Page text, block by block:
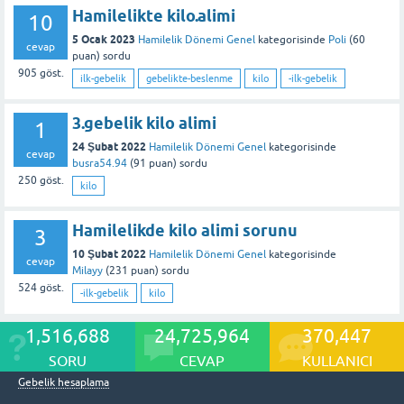
10
cevap
905 göst.
Hamilelikte kilo.alimi
5 Ocak 2023 Hamilelik Dönemi Genel kategorisinde Poli (60
puan) sordu
ilk-gebelik gebelikte-beslenme kilo -ilk-gebelik
1
cevap
250göst.
3.gebelik kilo alimi
24 Şubat 2022 Hamilelik Dönemi Genel kategorisinde
busra54.94 (91 puan) sordu
kilo
3
cevap
524göst.
Hamilelikde kilo alimi sorunu
10 Şubat 2022 Hamilelik Dönemi Genel kategorisinde
Milayy (231 puan) sordu
-ilk-gebelik kilo
1,516,688
SORU
24,725,964
CEVAP
370,447
KULLANICI
Gebelik hesaplama